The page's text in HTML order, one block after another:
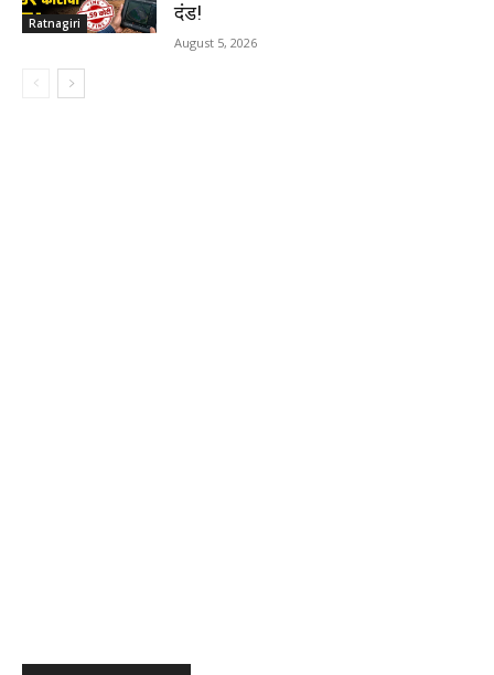
Ratnagiri
दंड!
August 5, 2026